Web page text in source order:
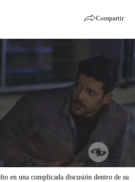
Compartir
en una complicada discusión dentro de su